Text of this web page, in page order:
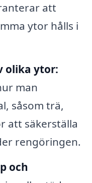
att
ytor hålls i
olika ytor:
man
såsom trä,
att säkerställa
rengöringen.
och